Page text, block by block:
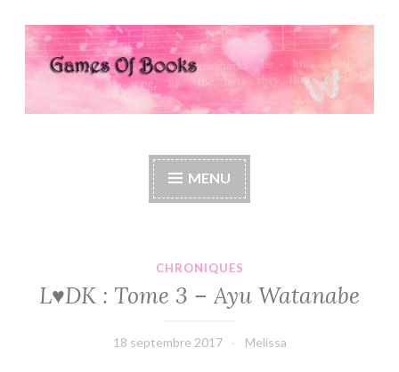
Accéder
au
contenu
Games Of Books
MENU
CHRONIQUES
L♥DK : Tome 3 – Ayu Watanabe
18 septembre 2017 Melissa